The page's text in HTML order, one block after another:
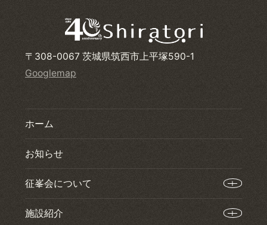
〒308-0067 茨城県筑西市上平塚590-1
Googlemap
ホーム
お知らせ
征峯会について
施設紹介